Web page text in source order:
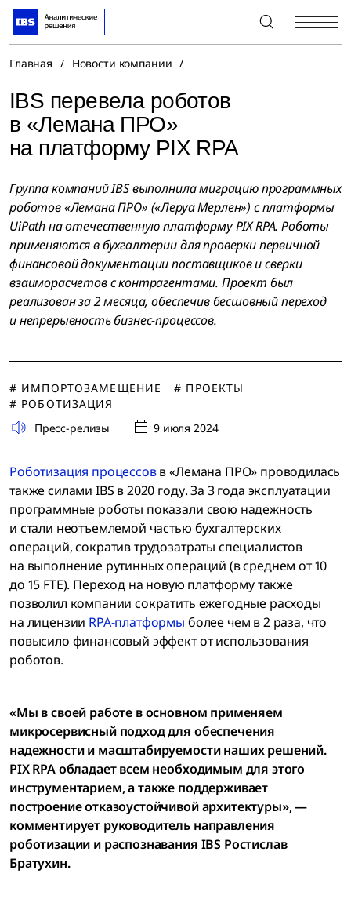
+7 (495) 967-80-80
Главная / Новости компании /
IBS перевела роботов
в «Лемана ПРО»
на платформу PIX RPA
Группа компаний IBS выполнила миграцию программных
роботов «Лемана ПРО» («Леруа Мерлен») с платформы
UiPath на отечественную платформу PIX RPA. Роботы
применяются в бухгалтерии для проверки первичной
финансовой документации поставщиков и сверки
взаиморасчетов с контрагентами. Проект был
реализован за 2 месяца, обеспечив бесшовный переход
и непрерывность бизнес-процессов.
# ИМПОРТОЗАМЕЩЕНИЕ
# ПРОЕКТЫ
# РОБОТИЗАЦИЯ
Пресс-релизы
9 июля 2024
Роботизация процессовв «Лемана ПРО» проводилась
также силами IBS в 2020 году. За 3 года эксплуатации
программные роботы показали свою надежность
и стали неотъемлемой частью бухгалтерских
операций, сократив трудозатраты специалистов
на выполнение рутинных операций (в среднем от 10
до 15 FTE). Переход на новую платформу также
позволил компании сократить ежегодные расходы
на лицензии RPA-платформы более чем в 2 раза, что
повысило финансовый эффект от использования
роботов.
«Мы в своей работе в основном применяем
микросервисный подход для обеспечения
надежности и масштабируемости наших решений.
PIX RPA обладает всем необходимым для этого
инструментарием, а также поддерживает
построение отказоустойчивой архитектуры», —
комментирует руководитель направления
роботизации и распознавания IBS Ростислав
Братухин.